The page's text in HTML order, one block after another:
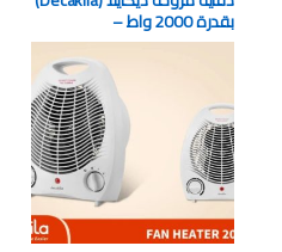
بقدرة 2000 واط –
KEFH002W.